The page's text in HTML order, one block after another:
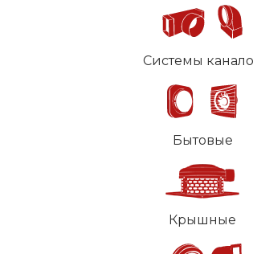
Системы
Бытовые
Крышные